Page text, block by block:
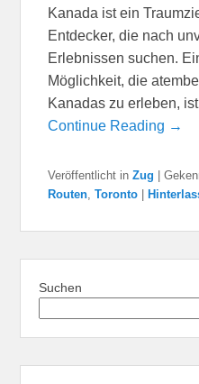
Kanada ist ein
Entdecker, die nach
Erlebnissen suchen.
Möglichkeit, die
Kanadas zu erleben,
Continue Reading →
Veröffentlicht in Zug |
Routen,Toronto
Suchen